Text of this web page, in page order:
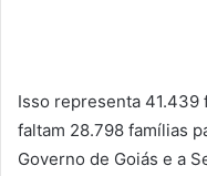
Isso representa 41.439
faltam 28.798 famílias
Governo de Goiás e a